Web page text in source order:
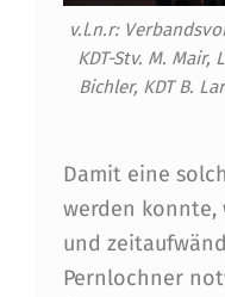
v.l.n.r:
KDT-Stv. M. Mair,
Bichler, KDT B.
Damit eine
werden konnte,
und
Pernlochner